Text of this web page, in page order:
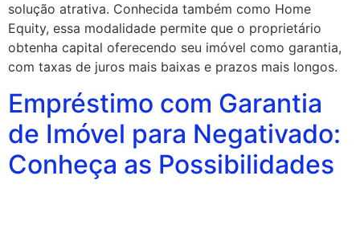
solução atrativa. Conhecida também como Home
Equity, essa modalidade permite que o proprietário
obtenha capital oferecendo seu imóvel como garantia,
com taxas de juros mais baixas e prazos mais longos.
Empréstimo com Garantia
de Imóvel para Negativado:
Conheça as Possibilidades